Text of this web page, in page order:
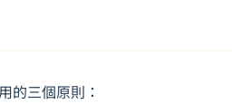
的三個原則：